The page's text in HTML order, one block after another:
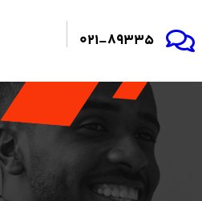
021-89335